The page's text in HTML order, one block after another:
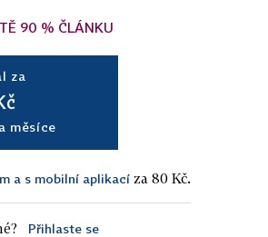
90 % ČLÁNKU
za
měsíce
a s mobilní aplikací za 80 Kč.
Přihlaste se